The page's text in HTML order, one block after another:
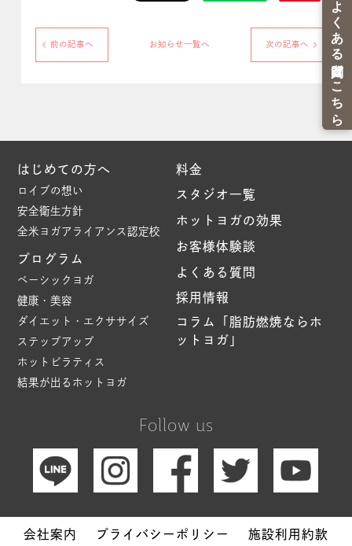
前の記事へ お知らせ一覧へ 次の記事へ
Follow us
はじめての方へ
ロイブの想い
安全衛生方針
全米ヨガアライアンス認定校
プログラム
ベーシックヨガ
健康・美容
ダイエット・エクササイズ
ステップアップ
ホットピラティス
結果が出るホットヨガ
料金
スタジオ一覧
ホットヨガの効果
お客様体験談
よくある質問
採用情報
コラム「脂肪燃焼ならホ
ットヨガ」
会社案内 プライバシーポリシー 施設利用約款